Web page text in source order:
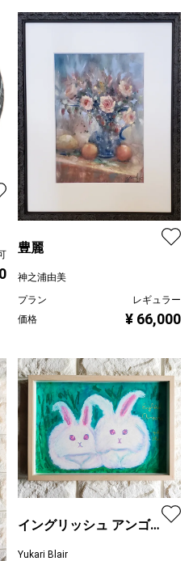
豊麗
神之浦由美
プラン
レギュラー
価格
¥ 66,000
イングリッシュ アンゴラ
Yukari Blair